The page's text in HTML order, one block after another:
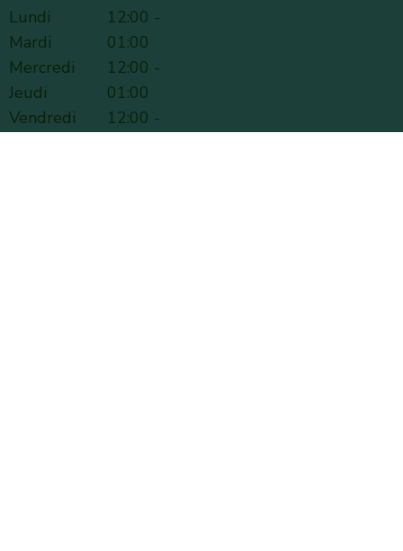
Lundi
Mardi
Mercredi
Jeudi
Vendredi
12:00 -
01:00
12:00 -
01:00
12:00 -